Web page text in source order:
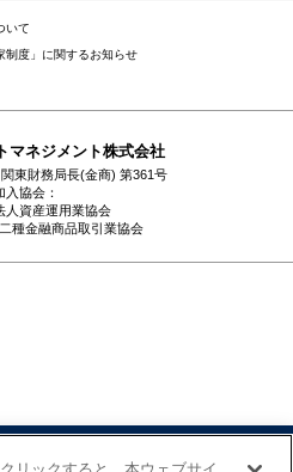
いて
制度」に関するお知らせ
マネジメント株式会社
東財務局長(金商) 第361号
入協会：
人資産運用業協会
種金融商品取引業協会